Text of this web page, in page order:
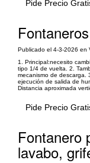
Pide Precio
Publicado el 4-3-2026 en
1. Principal:necesito
tipo 1/4 de vuelta. 2.
mecanismo de descarga.
ejecución de salida de
Distancia aproximada
Pide Precio
Fontanero
lavabo,